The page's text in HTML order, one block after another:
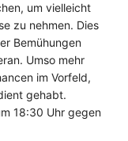
um vielleicht
zu nehmen. Dies
Bemühungen
Umso mehr
im Vorfeld,
gehabt.
18:30 Uhr gegen